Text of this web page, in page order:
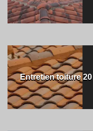
Entretien toiture 20